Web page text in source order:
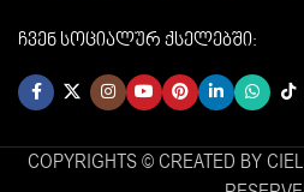
ჩვენ სოციალურ ქსელებში:
COPYRIGHTS © CREATED BY